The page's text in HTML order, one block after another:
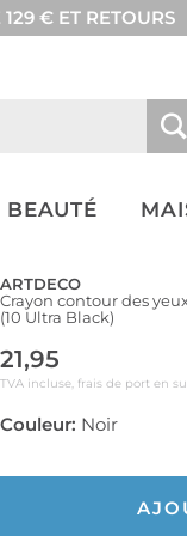
€ ET RETOURS
BEAUTÉ
ARTDECO
Crayon contour des
(10 Ultra Black)
21,95
TVA incluse, frais de port en
Couleur: Noir